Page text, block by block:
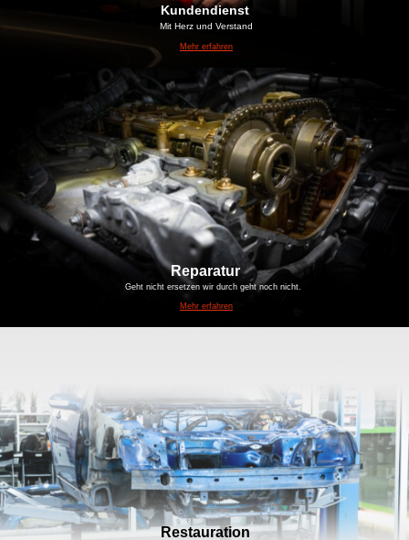
Kundendienst
Mit Herz und Verstand
Mehr erfahren
Reparatur
Geht nicht ersetzen wir durch geht noch nicht.
Mehr erfahren
Restauration